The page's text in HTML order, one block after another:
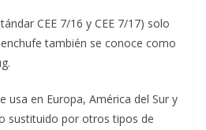
CEE 7/16 y CEE 7/17) solo
también se conoce como
usa en Europa, América del Sur y
sustituido por otros tipos de